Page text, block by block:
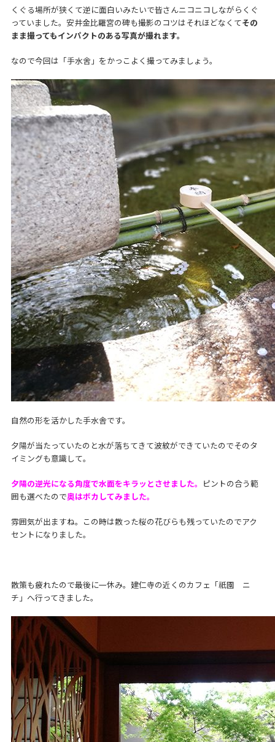
くぐる場所が狭くて逆に面白いみたいで皆さんニコニコしながらくぐ
っていました。安井金比羅宮の碑も撮影のコツはそれほどなくてその
まま撮ってもインパクトのある写真が撮れます。
なので今回は「手水舍」をかっこよく撮ってみましょう。
自然の形を活かした手水舎です。
夕陽が当たっていたのと水が落ちてきて波紋ができていたのでそのタ
イミングも意識して。
夕陽の逆光になる角度で水面をキラッとさせました。 ピントの合う範
囲も選べたので奥はボカしてみました。
雰囲気が出ますね。この時は散った桜の花びらも残っていたのでアク
セントになりました。
散策も疲れたので最後に一休み。建仁寺の近くのカフェ「祇園 ニ
チ」へ行ってきました。